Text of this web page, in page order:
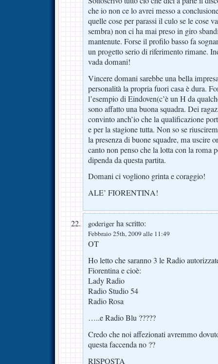
che io non ce lo avrei messo a
quelle cose per parassi il culo se le cose
sembra) non ci ha mai preso in giro
mantenute. Forse il profilo basso fa
un progetto serio di riferimento rimane.
vada domani!
Vincere domani sarebbe una bella
personalità la propria fuori casa è dura.
l’esempio di Eindoven(c’è un H da
sono affatto una buona squadra. Dei
convinto anch’io che la qualificazione
e per la stagione tutta. Non so se
la presenza di buone squadre, ma uscire
canto non penso che la lotta con la roma
dipenda da questa partita.
Domani ci vogliono grinta e coraggio!
ALE’ FIORENTINA!
goderiger ha scritto:
Febbraio 25th, 2009 alle 11:49
OT
Ho letto che saranno 3 le Radio
Fiorentina e cioè:
Lady Radio
Radio Studio 54
Radio Rosa
…..e Radio Blu ?????
Credo che noi affezionati avremmo
questa faccenda no ??
RISPOSTA